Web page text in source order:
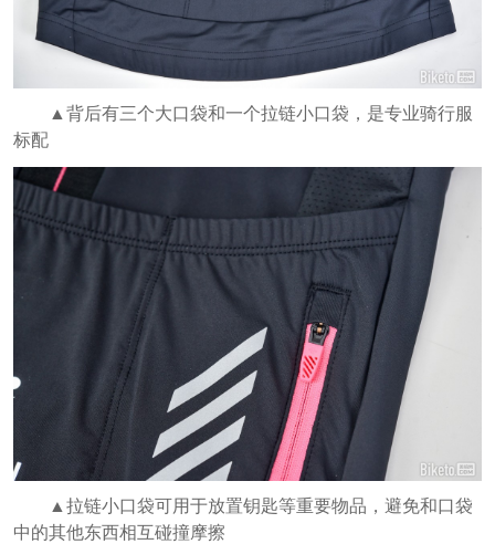
▲背后有三个大口袋和一个拉链小口袋，是专业骑行服
标配
▲拉链小口袋可用于放置钥匙等重要物品，避免和口袋
中的其他东西相互碰撞摩擦